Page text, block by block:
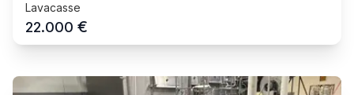
Lavacasse
22.000 €